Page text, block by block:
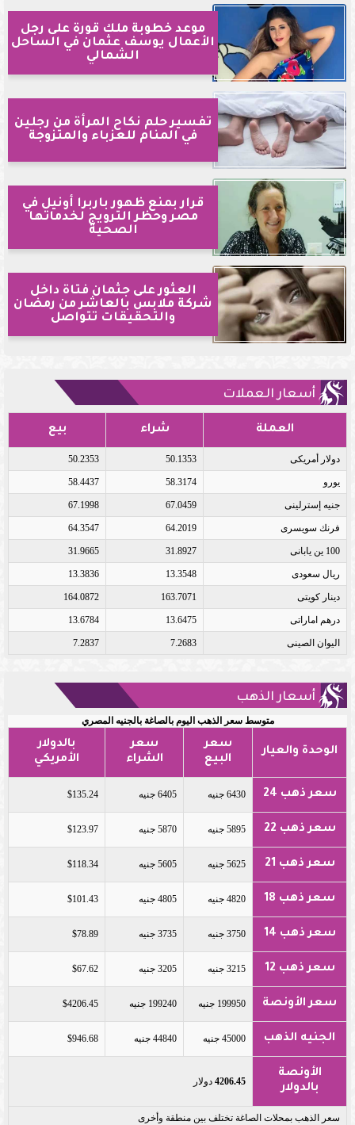
موعد خطوبة ملك قورة على رجل
الأعمال يوسف عثمان في الساحل
الشمالي
تفسير حلم نكاح المرأة من رجلين
في المنام للعزباء والمتزوجة
قرار بمنع ظهور باربرا أونيل في
مصر وحظر الترويج لخدماتها
الصحية
العثور على جثمان فتاة داخل
شركة ملابس بالعاشر من رمضان
والتحقيقات تتواصل
أسعار العملات
العملة شراء بيع
دولار أمريكى 50.1353
50.2353
يورو 58.3174
58.4437
جنيه إسترلينى 67.0459
67.1998
فرنك سويسرى 64.2019
64.3547
100 ين يابانى 31.8927
31.9665
ريال سعودى 13.3548
13.3836
دينار كويتى 163.7071
164.0872
درهم اماراتى 13.6475
13.6784
اليوان الصينى 7.2683
7.2837
أسعار الذهب
متوسط سعر الذهب اليوم بالصاغة بالجنيه المصري
الوحدة والعيار
سعر
البيع
سعر
الشراء
بالدولار
الأمريكي
سعر ذهب 24 6430 جنيه 6405 جنيه $135.24
سعر ذهب 22 5895 جنيه 5870 جنيه $123.97
سعر ذهب 21 5625 جنيه 5605 جنيه $118.34
سعر ذهب 18 4820 جنيه 4805 جنيه $101.43
سعر ذهب 14 3750 جنيه 3735 جنيه $78.89
سعر ذهب 12 3215 جنيه 3205 جنيه $67.62
سعر الأونصة 199950 جنيه 199240 جنيه $4206.45
الجنيه الذهب 45000 جنيه 44840 جنيه $946.68
الأونصة
بالدولار
4206.45 دولار
سعر الذهب بمحلات الصاغة تختلف بين منطقة وأخرى